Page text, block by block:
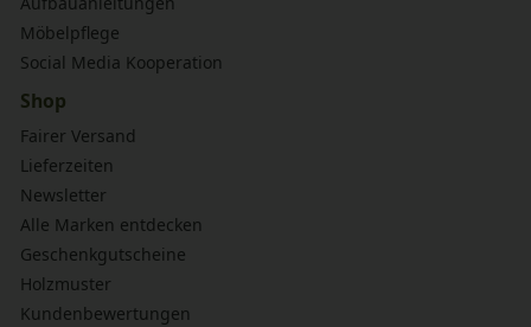
Möbelpflege
Social Media Kooperation
Shop
Fairer Versand
Lieferzeiten
Newsletter
Alle Marken entdecken
Geschenkgutscheine
Holzmuster
Kundenbewertungen